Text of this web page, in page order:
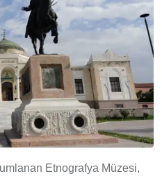
Etnografya Müzesi,